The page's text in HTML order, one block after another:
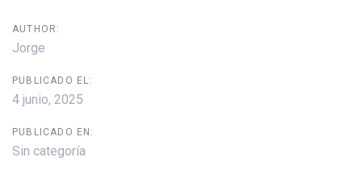
AUTHOR:
Jorge
PUBLICADO EL:
4 junio, 2025
PUBLICADO EN:
Sin categoría